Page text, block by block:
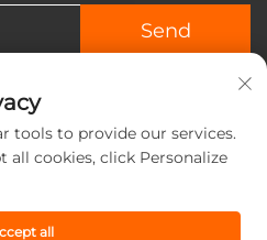
Send
tools to provide our services.
cookies, click Personalize
all